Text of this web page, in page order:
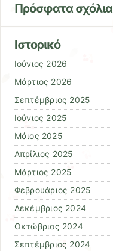
Πρόσφατα σχόλια
Ιστορικό
Ιούνιος 2026
Μάρτιος 2026
Σεπτέμβριος 2025
Ιούνιος 2025
Μάιος 2025
Απρίλιος 2025
Μάρτιος 2025
Φεβρουάριος 2025
Δεκέμβριος 2024
Οκτώβριος 2024
Σεπτέμβριος 2024